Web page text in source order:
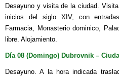
Desayuno y visita de la ciudad.
inicios del siglo XIV, con
Farmacia, Monasterio dominico,
libre. Alojamiento.
Día 08 (Domingo) Dubrovnik –
Desayuno. A la hora indicada